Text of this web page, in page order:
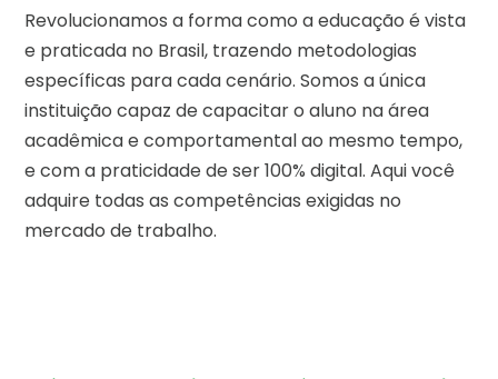
Revolucionamos a forma como a educação é vista
e praticada no Brasil, trazendo metodologias
específicas para cada cenário. Somos a única
instituição capaz de capacitar o aluno na área
acadêmica e comportamental ao mesmo tempo,
e com a praticidade de ser 100% digital. Aqui você
adquire todas as competências exigidas no
mercado de trabalho.